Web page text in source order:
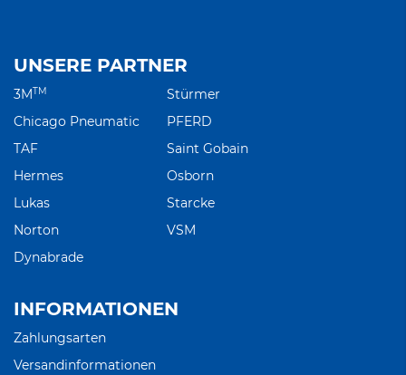
UNSERE PARTNER
3MTM
Chicago Pneumatic
TAF
Hermes
Lukas
Norton
Dynabrade
Stürmer
PFERD
Saint Gobain
Osborn
Starcke
VSM
INFORMATIONEN
Zahlungsarten
Versandinformationen